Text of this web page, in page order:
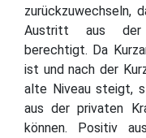
zurückzuwechseln,
Austritt aus der
berechtigt. Da
ist und nach der
alte Niveau steigt,
aus der privaten
können. Positiv